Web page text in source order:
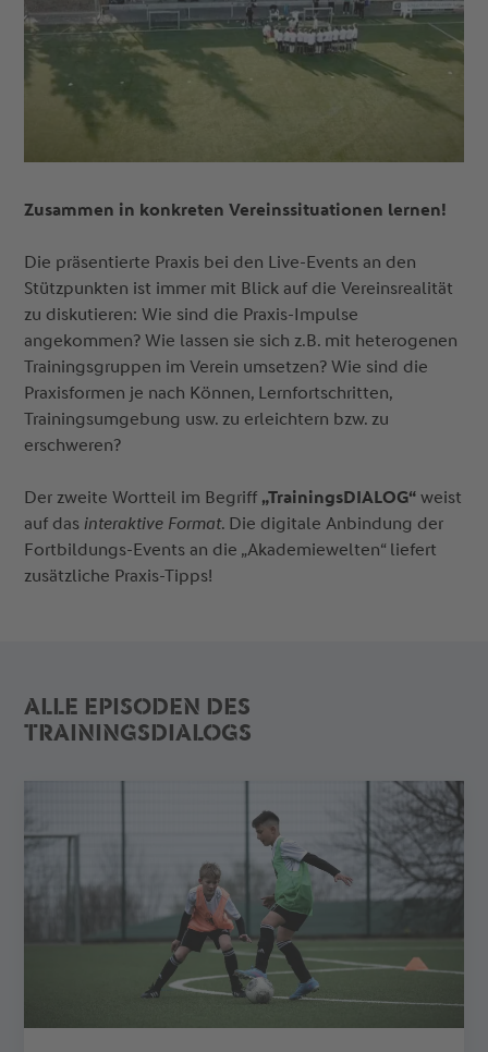
Zusammen in konkreten Vereinssituationen lernen!
Die präsentierte Praxis bei den Live-Events an den
Stützpunkten ist immer mit Blick auf die Vereinsrealität
zu diskutieren: Wie sind die Praxis-Impulse
angekommen? Wie lassen sie sich z.B. mit heterogenen
Trainingsgruppen im Verein umsetzen? Wie sind die
Praxisformen je nach Können, Lernfortschritten,
Trainingsumgebung usw. zu erleichtern bzw. zu
erschweren?
Der zweite Wortteil im Begriff „TrainingsDIALOG“ weist
auf das interaktive Format. Die digitale Anbindung der
Fortbildungs-Events an die „Akademiewelten“ liefert
zusätzliche Praxis-Tipps!
ALLE EPISODEN DES
TRAININGSDIALOGS